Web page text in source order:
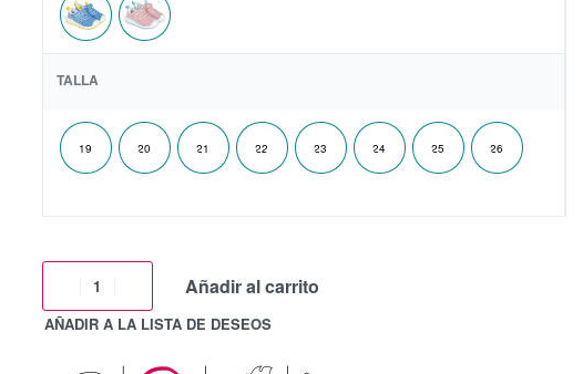
TALLA
19 20 21 22 23 24 25 26
Añadir al carrito
AÑADIR A LA LISTA DE DESEOS